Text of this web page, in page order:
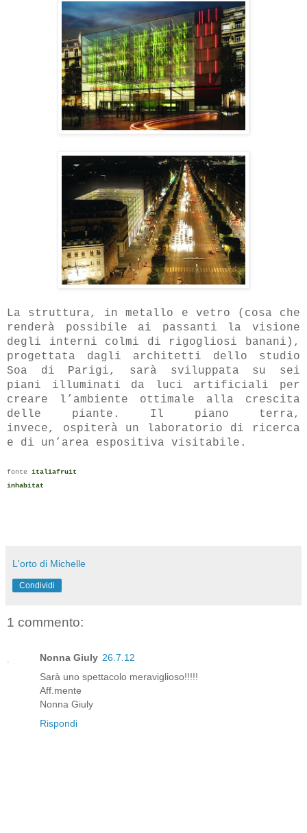
La struttura, in metallo e vetro ( cosa che
renderà possibile ai passanti la visione
degli interni colmi di rigogliosi banani) ,
progettata dagli architetti dello studio
Soa di Parigi,
sarà sviluppata su sei
piani illuminati da luci artificiali per
creare l’ambiente ottimale alla crescita
delle piante. Il piano terra,
invece, ospiterà un laboratorio di ricerca
e di un’area espositiva visitabile.
fonte italiafruit
inhabitat
L'orto di Michelle
Condividi
1 commento:
Nonna Giuly 26.7.12
Sarà uno spettacolo meraviglioso!!!!!
Aff.mente
Nonna Giuly
Rispondi